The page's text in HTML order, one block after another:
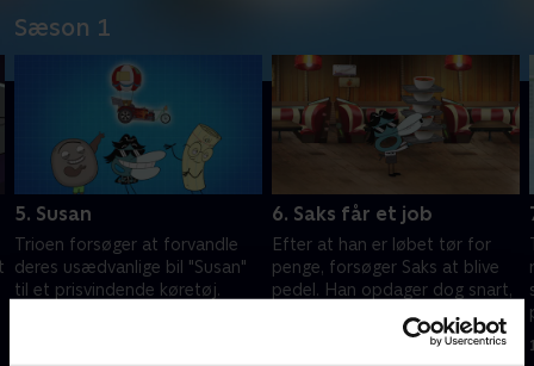
Sæson 1
5. Susan
Trioen forsøger at forvandle
deres usædvanlige bil "Susan"
til et prisvindende køretøj.
6. Saks får et job
Efter at han er løbet tør for
penge, forsøger Saks at blive
pedel. Han opdager dog snart,
end man skulle tro.